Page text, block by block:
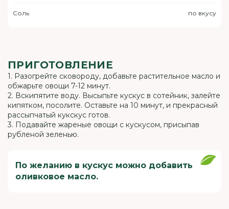
Соль по вкусу
ПРИГОТОВЛЕНИЕ
1. Разогрейте сковороду, добавьте растительное масло и
обжарьте овощи 7-12 минут.
2. Вскипятите воду. Высыпьте кускус в сотейник, залейте
кипятком, посолите. Оставьте на 10 минут, и прекрасный
рассыпчатый кукскус готов.
3. Подавайте жареные овощи с кускусом, присыпав
рубленой зеленью.
По желанию в кускус можно добавить
оливковое масло.